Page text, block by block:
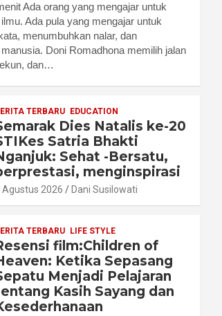
Ada orang yang mengajar untuk
ilmu. Ada pula yang mengajar untuk
menumbuhkan nalar, dan
Doni Romadhona memilih jalan
dan…
TERBARU EDUCATION
Dies Natalis ke-20
Satria Bhakti
Sehat -Bersatu,
menginspirasi
Agustus 2026 Dani Susilowati
TERBARU LIFE STYLE
film:Children of
Ketika Sepasang
Menjadi Pelajaran
Kasih Sayang dan